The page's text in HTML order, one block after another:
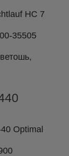
HC 7
35505
Optimal